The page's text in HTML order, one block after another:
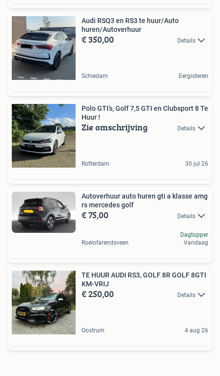
Audi RSQ3 en RS3 te huur/Auto
huren/Autoverhuur
€ 350,00 Details
Schiedam Eergisteren
Polo GTI’s, Golf 7,5 GTI en Clubsport 8 Te
Huur !
Zie omschrijving Details
Rotterdam 30 jul 26
Autoverhuur auto huren gti a klasse amg
rs mercedes golf
€ 75,00 Details
Roelofarendsveen
Dagtopper
Vandaag
TE HUUR AUDI RS3, GOLF 8R GOLF 8GTI
KM-VRIJ
€ 250,00 Details
Oostrum 4 aug 26